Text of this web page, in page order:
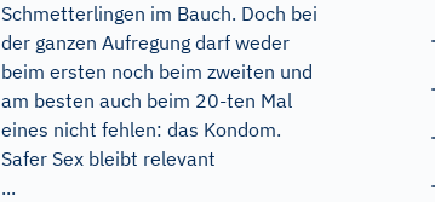
Schmetterlingen im Bauch. Doch bei
der ganzen Aufregung darf weder
beim ersten noch beim zweiten und
am besten auch beim 20-ten Mal
eines nicht fehlen: das Kondom.
Safer Sex bleibt relevant
...